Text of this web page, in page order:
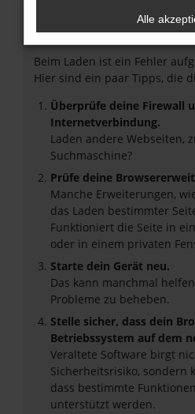
Fehler: Network
Beim Laden ist ein Fehler
Hier sind ein paar Tipps, die
Überprüfe deine Firewall
Internetverbindung.
Laden andere Webseiten,
Suchmaschine?
Prüfe deine
Manche Erweiterungen,
das Laden bestimmter
Funktioniert die Seite in
oder in einem privaten
Starte dein Gerät neu.
Das kann manchmal
Probleme zu beheben.
Stelle sicher, dass dein
Betriebssystem auf dem
Veraltete Software birgt
Sicherheitsrisiko, sondern
dass bestimmte
unterstützt werden.
Alle